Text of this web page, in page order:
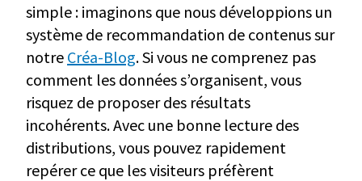
simple : imaginons que nous développions un
système de recommandation de contenus sur
notre Créa-Blog. Si vous ne comprenez pas
comment les données s’organisent, vous
risquez de proposer des résultats
incohérents. Avec une bonne lecture des
distributions, vous pouvez rapidement
repérer ce que les visiteurs préfèrent